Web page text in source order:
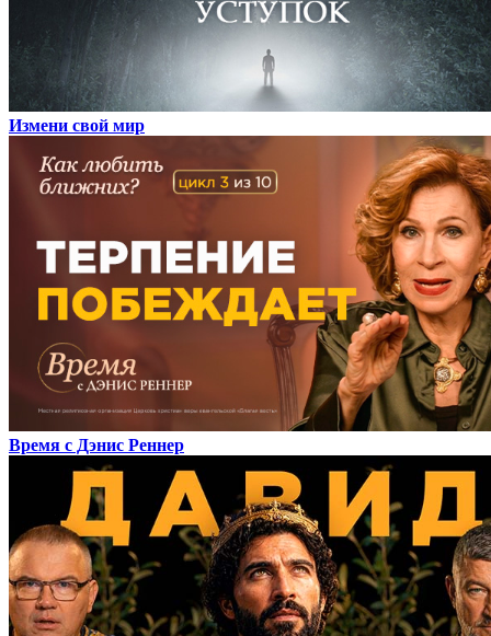
Измени свой мир
Время с Дэнис Реннер